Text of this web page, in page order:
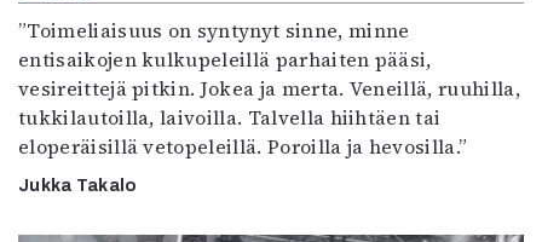
”Toimeliaisuus on syntynyt sinne, minne
entisaikojen kulkupeleillä parhaiten pääsi,
vesireittejä pitkin. Jokea ja merta. Veneillä, ruuhilla,
tukkilautoilla, laivoilla. Talvella hiihtäen tai
eloperäisillä vetopeleillä. Poroilla ja hevosilla.”
Jukka Takalo